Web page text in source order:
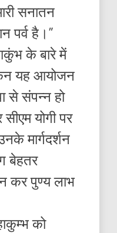
सनातन
पर्व है।”
के बारे में
यह आयोजन
से संपन्न हो
योगी पर
मार्गदर्शन
बेहतर
कर पुण्य लाभ
को